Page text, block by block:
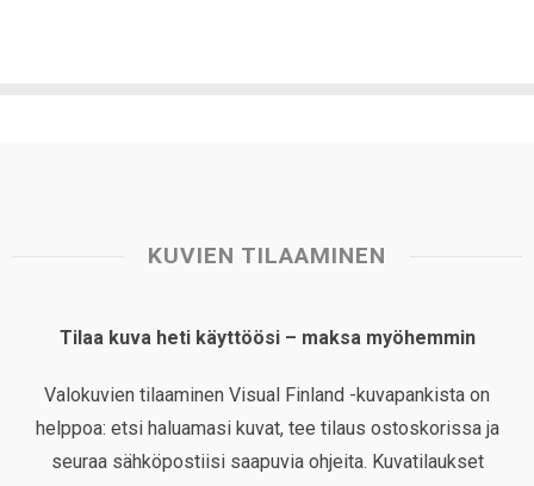
KUVIEN TILAAMINEN
Tilaa kuva heti käyttöösi – maksa myöhemmin
Valokuvien tilaaminen Visual Finland -kuvapankista on
helppoa: etsi haluamasi kuvat, tee tilaus ostoskorissa ja
seuraa sähköpostiisi saapuvia ohjeita. Kuvatilaukset